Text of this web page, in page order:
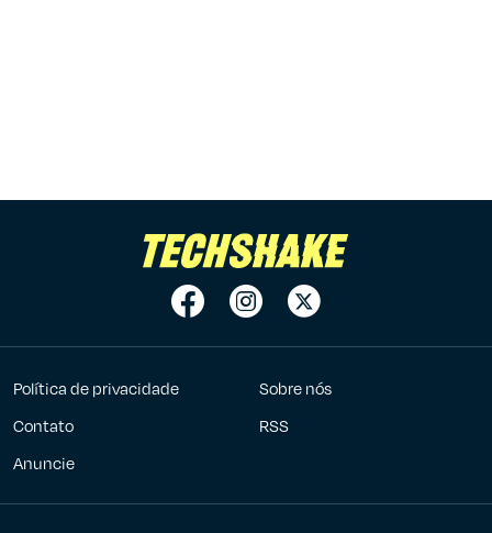
Política de privacidade
Sobre nós
Contato
RSS
Anuncie